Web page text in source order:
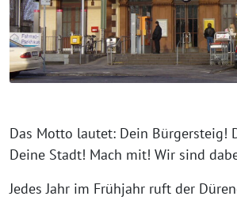
Das Motto lautet: Dein Bürgersteig!
Deine Stadt! Mach mit! Wir sind
Jedes Jahr im Frühjahr ruft der